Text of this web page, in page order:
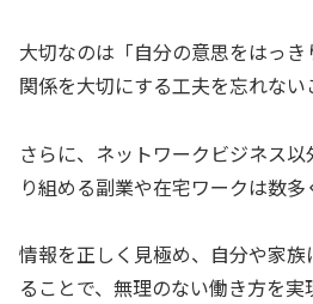
大切なのは「自分の意思をはっ
関係を大切にする工夫を忘れない
さらに、ネットワークビジネス
り組める副業や在宅ワークは数多
情報を正しく見極め、自分や家
ることで、無理のない働き方を実